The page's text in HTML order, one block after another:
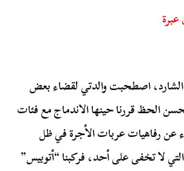
الشارد، اصطحبت والدتي لقضاء بعض
الحظ قررنا حينها الاندماج مع فئات
عن رفاهيات عربات الأجرة في ظل
لا تخفى على أحد، فركبنا “أتوبيس”